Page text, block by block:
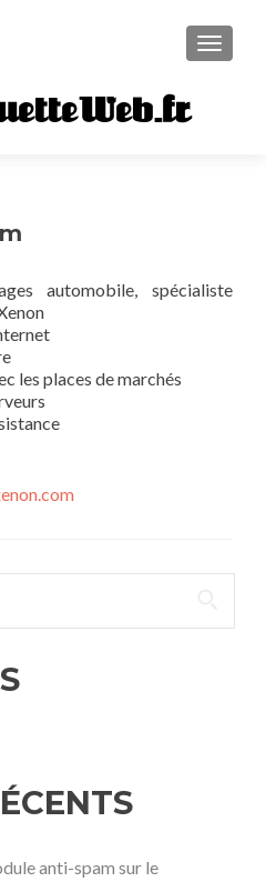
automobile, spécialiste
les places de marchés
anti-spam sur le